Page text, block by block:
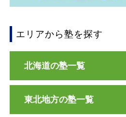
エリアから塾を探す
北海道の塾一覧
東北地方の塾一覧